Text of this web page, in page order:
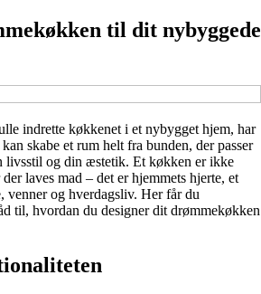
til dit nybyggede
indrette køkkenet i et nybygget hjem, har
skabe et rum helt fra bunden, der passer
livsstil og din æstetik. Et køkken er ikke
laves mad – det er hjemmets hjerte, et
venner og hverdagsliv. Her får du
til, hvordan du designer dit drømmekøkken